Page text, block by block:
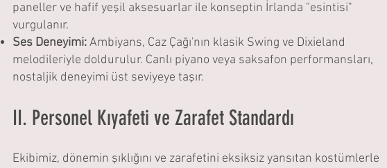
paneller ve hafif yeşil aksesuarlar ile konseptin İrlanda "esintisi"
vurgulanır.
Ses Deneyimi:Ambiyans, Caz Çağı'nın klasik Swing ve Dixieland
melodileriyle doldurulur. Canlı piyano veya saksafon performansları,
nostaljik deneyimi üst seviyeye taşır.
II. Personel Kıyafeti ve Zarafet Standardı
Ekibimiz, dönemin şıklığını ve zarafetini eksiksiz yansıtan kostümlerle